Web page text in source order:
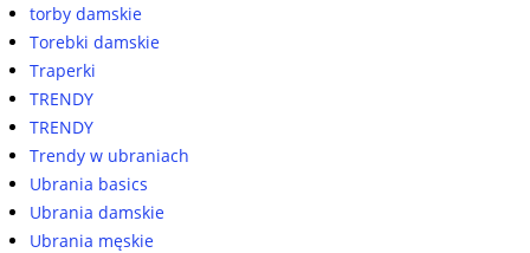
torby damskie
Torebki damskie
Traperki
TRENDY
TRENDY
Trendy w ubraniach
Ubrania basics
Ubrania damskie
Ubrania męskie